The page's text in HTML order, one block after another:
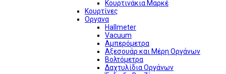
Κουρτινάκια Μαρκέ
Κουρτίνες
Οργανα
Hallmeter
Vacuum
Αμπερόμετρα
Αξεσουάρ και Μέρη Οργάνων
Βολτόμετρα
Δαχτυλίδια Οργάνων